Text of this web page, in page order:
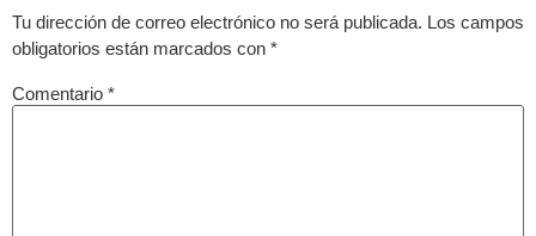
Tu dirección de correo electrónico no será publicada. Los campos
obligatorios están marcados con *
Comentario *